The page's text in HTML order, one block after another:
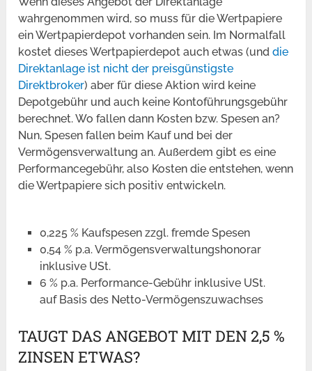
wahrgenommen wird, so muss für die Wertpapiere
ein Wertpapierdepot vorhanden sein. Im Normalfall
kostet dieses Wertpapierdepot auch etwas (unddie
Direktanlage ist nicht der preisgünstigste
Direktbroker) aber für diese Aktion wird keine
Depotgebühr und auch keine Kontoführungsgebühr
berechnet. Wo fallen dann Kosten bzw. Spesen an?
Nun, Spesen fallen beim Kauf und bei der
Vermögensverwaltung an. Außerdem gibt es eine
Performancegebühr, also Kosten die entstehen, wenn
die Wertpapiere sich positiv entwickeln.
0,225 % Kaufspesen zzgl. fremde Spesen
0,54 % p.a. Vermögensverwaltungshonorar
inklusive USt.
6 % p.a. Performance-Gebühr inklusive USt.
auf Basis des Netto-Vermögenszuwachses
TAUGT DAS ANGEBOT MIT DEN 2,5 %
ZINSEN ETWAS?